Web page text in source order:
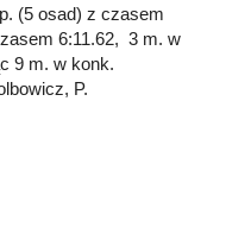
(5 osad) z czasem
6:11.62, 3 m. w
9 m. w konk.
P.